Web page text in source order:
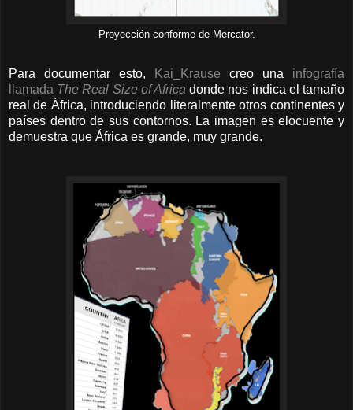
Proyección conforme de Mercator.
Para documentar esto, Kai_Krause creo una infografía
llamada The Real Size of Africa donde nos indica el tamaño
real de África, introduciendo literalmente otros continentes y
países dentro de sus contornos. La imagen es elocuente y
demuestra que África es grande, muy grande.